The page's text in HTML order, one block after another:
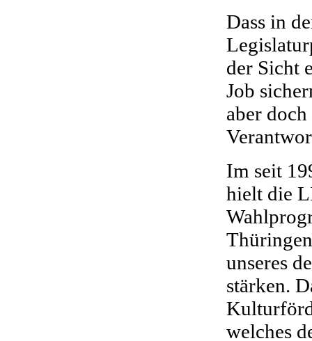
Dass in
der Sicht
Job
aber
Im seit
hielt die
unseres
stärken.
welches